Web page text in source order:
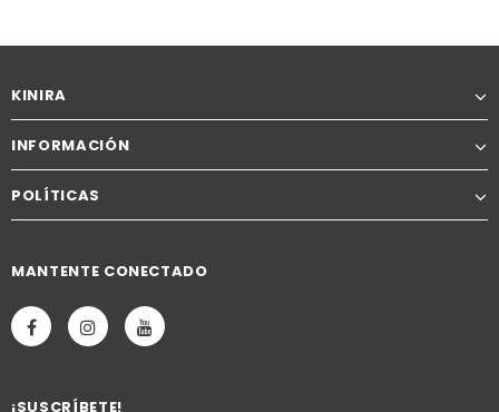
KINIRA
INFORMACIÓN
POLÍTICAS
MANTENTE CONECTADO
¡SUSCRÍBETE!